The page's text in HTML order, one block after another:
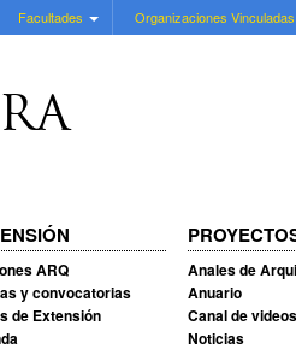
Facultades Organizaciones Vinculadas
ARQ
y convocatorias
de Extensión
Anales de
Anuario
Canal de videos
Noticias